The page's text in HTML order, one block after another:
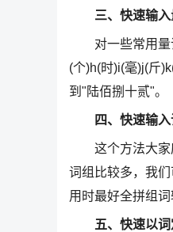
三、快速输入
对一些常用量词
(个)h(时)i(毫)j(斤
到"陆佰捌十贰"。
四、快速输入
这个方法大家应
词组比较多，我
用时最好全拼组词
五、快速以词